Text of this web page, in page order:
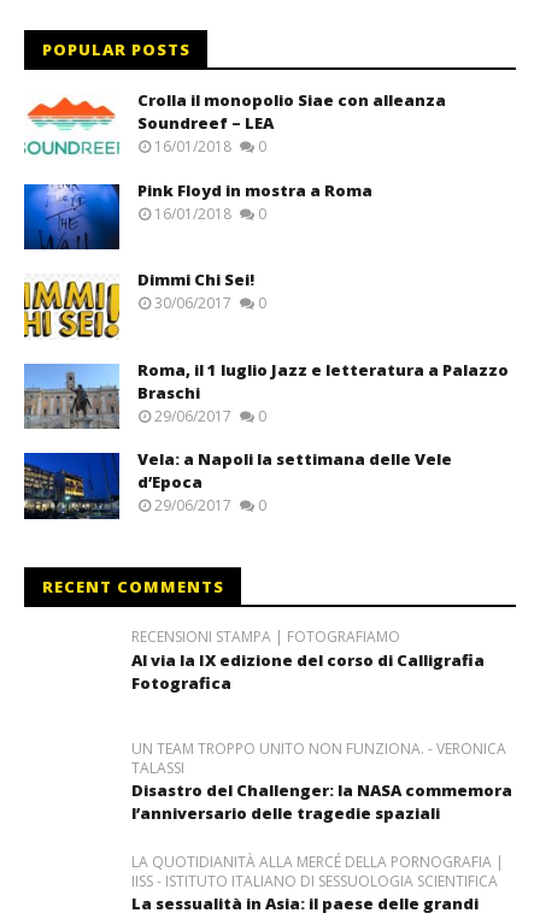
POPULAR POSTS
Crolla il monopolio Siae con alleanza
Soundreef – LEA
16/01/2018 0
Pink Floyd in mostra a Roma
16/01/2018 0
Dimmi Chi Sei!
30/06/2017 0
Roma, il 1 luglio Jazz e letteratura a Palazzo
Braschi
29/06/2017 0
Vela: a Napoli la settimana delle Vele
d’Epoca
29/06/2017 0
RECENT COMMENTS
RECENSIONI STAMPA | FOTOGRAFIAMO
Al via la IX edizione del corso di Calligrafia
Fotografica
UN TEAM TROPPO UNITO NON FUNZIONA. - VERONICA
TALASSI
Disastro del Challenger: la NASA commemora
l’anniversario delle tragedie spaziali
LA QUOTIDIANITÀ ALLA MERCÉ DELLA PORNOGRAFIA |
IISS - ISTITUTO ITALIANO DI SESSUOLOGIA SCIENTIFICA
La sessualità in Asia: il paese delle grandi